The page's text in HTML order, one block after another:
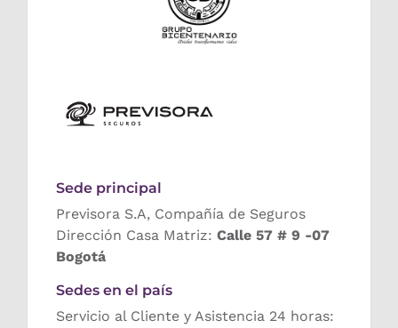
Sede principal
Previsora S.A, Compañía de Seguros
Dirección Casa Matriz: Calle 57 # 9 -07
Bogotá
Sedes en el país
Servicio al Cliente y Asistencia 24 horas: